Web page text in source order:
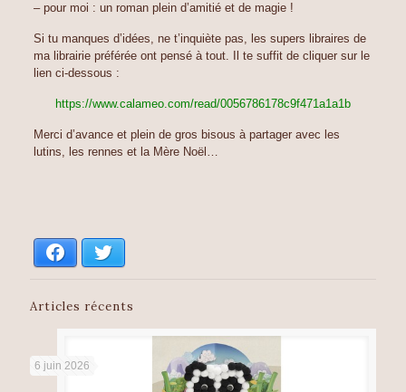
– pour moi : un roman plein d’amitié et de magie !
Si tu manques d’idées, ne t’inquiète pas, les supers libraires de
ma librairie préférée ont pensé à tout. Il te suffit de cliquer sur le
lien ci-dessous :
https://www.calameo.com/read/0056786178c9f471a1a1b
Merci d’avance et plein de gros bisous à partager avec les
lutins, les rennes et la Mère Noël…
Facebook
Articles récents
6 juin 2026